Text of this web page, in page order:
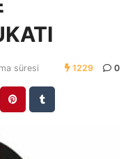
süresi 1229 0